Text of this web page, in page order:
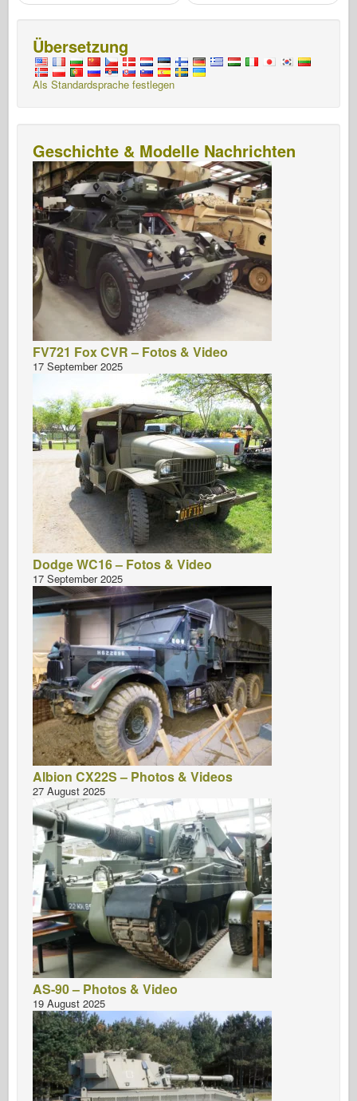
Übersetzung
Als Standardsprache festlegen
Geschichte & Modelle Nachrichten
FV721 Fox CVR – Fotos & Video
17 September 2025
Dodge WC16 – Fotos & Video
17 September 2025
Albion CX22S – Photos & Videos
27 August 2025
AS-90 – Photos & Video
19 August 2025